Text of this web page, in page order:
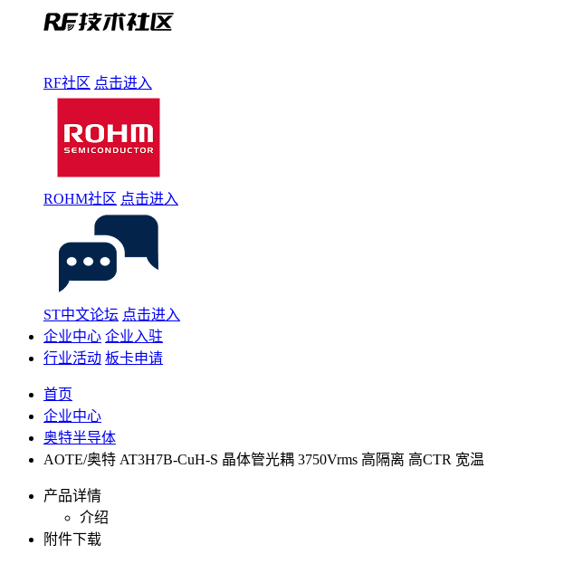
RF社区 点击进入
ROHM社区 点击进入
ST中文论坛 点击进入
企业中心 企业入驻
行业活动 板卡申请
首页
企业中心
奥特半导体
AOTE/奥特 AT3H7B-CuH-S 晶体管光耦 3750Vrms 高隔离 高CTR 宽温
产品详情
介绍
附件下载